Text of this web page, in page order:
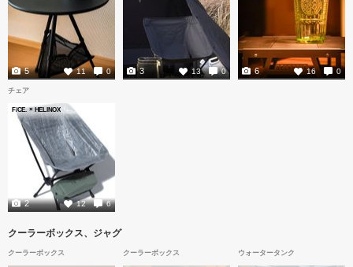
11 0
5 13 0
3 16 0
6
チェア
F/CE. × HELINOX
12 6
2
クーラーボックス、ジャグ
クーラーボックス クーラーボックス ウォータータンク